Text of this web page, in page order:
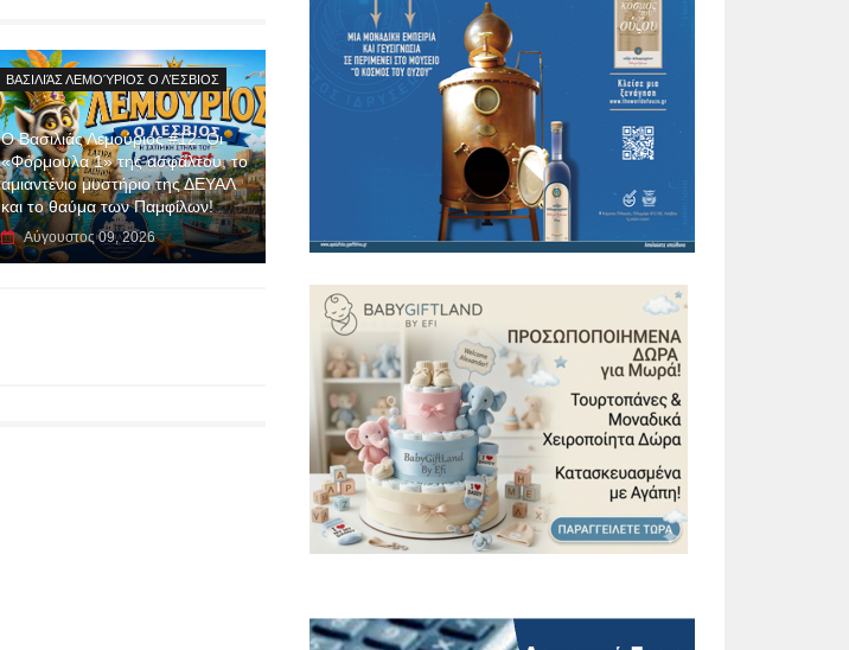
ΒΑΣΙΛΙΆΣ ΛΕΜΟΎΡΙΟΣ Ο ΛΈΣΒΙΟΣ
Ο Βασιλιάς Λεμούριος #12: Οι
«Φόρμουλα 1» της ασφάλτου, το
αμιαντένιο μυστήριο της ΔΕΥΑΛ
και το θαύμα των Παμφίλων!
Αύγουστος 09, 2026